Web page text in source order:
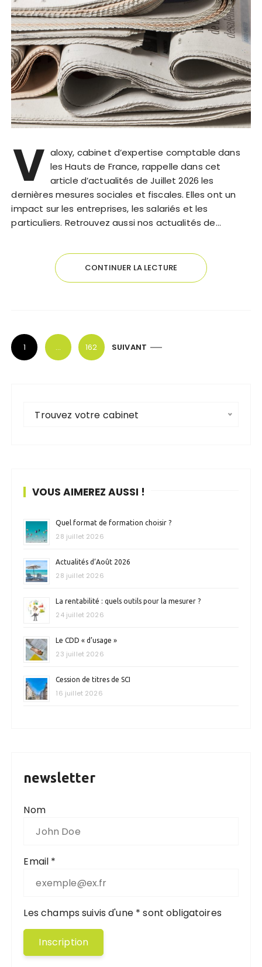
V aloxy, cabinet d’expertise comptable dans
les Hauts de France, rappelle dans cet
article d’actualités de Juillet 2026 les
dernières mesures sociales et fiscales. Elles ont un
impact sur les entreprises, les salariés et les
particuliers. Retrouvez aussi nos actualités de…
CONTINUER LA LECTURE
P
a
1 … 162 SUIVANT
Trouvez votre cabinet
VOUS AIMEREZ AUSSI !
Quel format de formation choisir ?
28 juillet 2026
Actualités d’Août 2026
28 juillet 2026
La rentabilité : quels outils pour la mesurer ?
24 juillet 2026
Le CDD « d’usage »
23 juillet 2026
Cession de titres de SCI
16 juillet 2026
newsletter
Nom
Email *
Les champs suivis d'une * sont obligatoires